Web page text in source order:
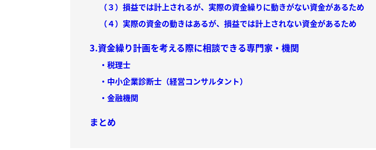
（３）損益では計上されるが、実際の資金繰りに動きがない資金があるため
（４）実際の資金の動きはあるが、損益では計上されない資金があるため
3.資金繰り計画を考える際に相談できる専門家・機関
・税理士
・中小企業診断士（経営コンサルタント）
・金融機関
まとめ